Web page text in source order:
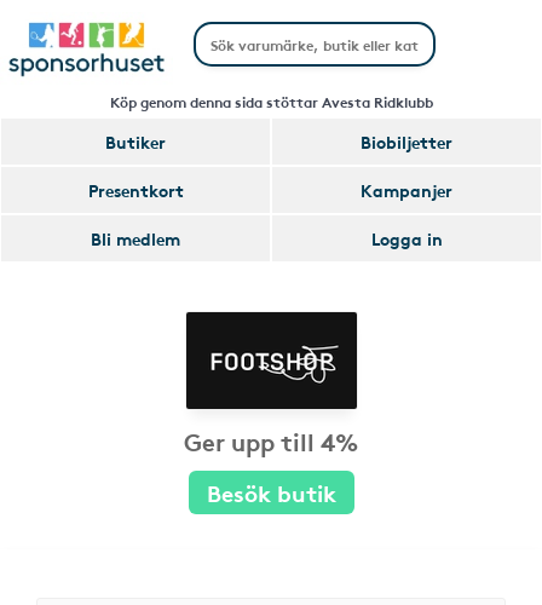
Köp genom denna sida stöttar Avesta Ridklubb
Butiker
Biobiljetter
Presentkort
Kampanjer
Bli medlem
Logga in
Ger upp till 4%
Besök butik